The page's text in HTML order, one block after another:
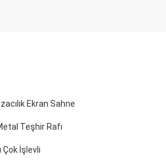
Ekran Sahne
Teşhir Rafı
Çok İşlevli